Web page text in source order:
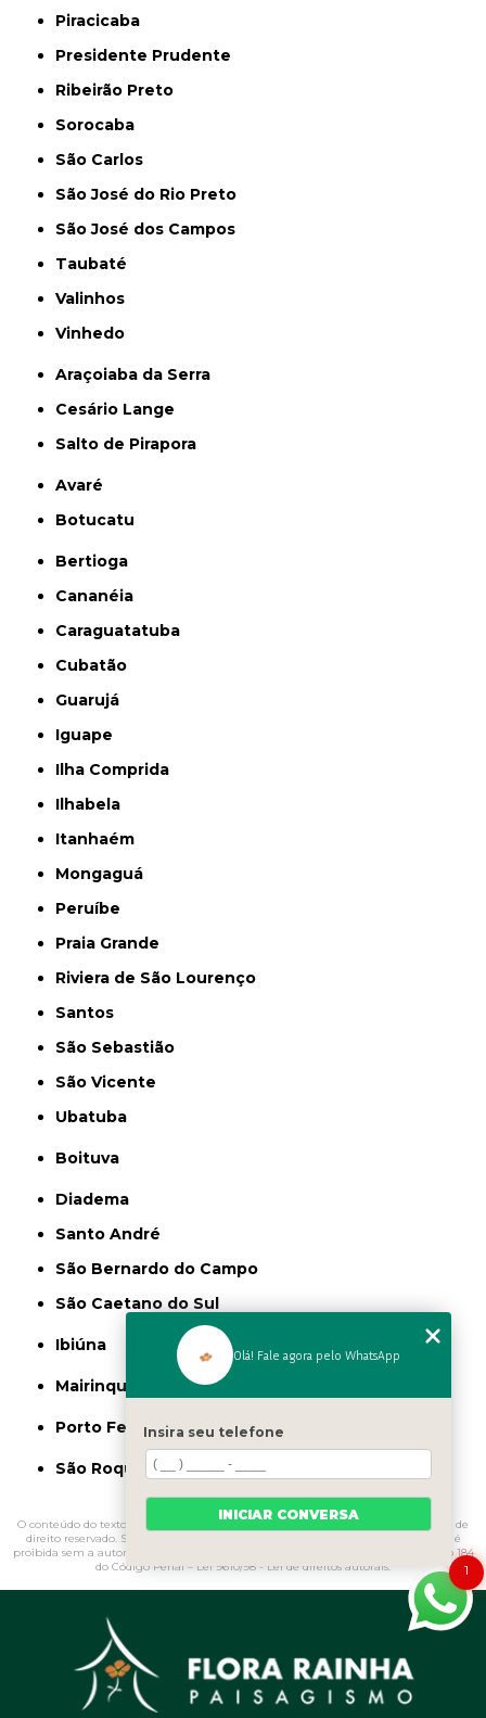
Piracicaba
Presidente Prudente
Ribeirão Preto
Sorocaba
São Carlos
São José do Rio Preto
São José dos Campos
Taubaté
Valinhos
Vinhedo
Araçoiaba da Serra
Cesário Lange
Salto de Pirapora
Avaré
Botucatu
Bertioga
Cananéia
Caraguatatuba
Cubatão
Guarujá
Iguape
Ilha Comprida
Ilhabela
Itanhaém
Mongaguá
Peruíbe
Praia Grande
Riviera de São Lourenço
Santos
São Sebastião
São Vicente
Ubatuba
Boituva
Diadema
Santo André
São Bernardo do Campo
São Caetano do Sul
Ibiúna
Mairinque
Porto Feliz
São Roque
O conteúdo do texto " Distribuidor de Fertilizantes Naturais Nova Piraju
" é de
direito reservado. Sua reprodução, parcial ou total, mesmo citando nossos links, é
proibida sem a autorização do autor. Crime de violação de direito autoral – artigo 184
do Código Penal – Lei 9610/98 - Lei de direitos autorais. 1
Olá! Fale agora pelo WhatsApp
Insira seu telefone
INICIAR CONVERSA